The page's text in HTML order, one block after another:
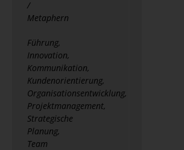
/
Metaphern
Führung,
Innovation,
Kommunikation,
Kundenorientierung,
Organisationsentwicklung,
Projektmanagement,
Strategische
Planung,
Team